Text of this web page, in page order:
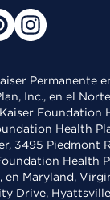
Permanente
Inc., en el
Foundation
Health
3495 Piedmont
Health
en Maryland,
Drive,